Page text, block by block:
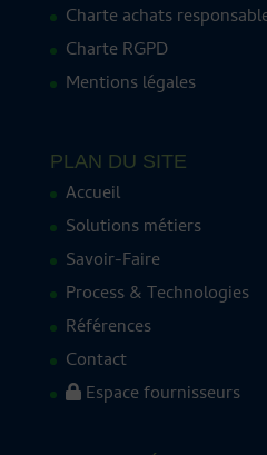
Charte achats
Charte RGPD
Mentions légales
PLAN DU SITE
Accueil
Solutions métiers
Savoir-Faire
Process & Technologies
Références
Contact
Espace fournisseurs